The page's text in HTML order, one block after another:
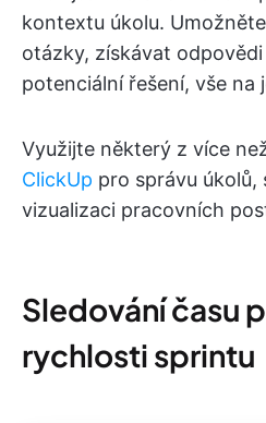
kontextu úkolu.
otázky, získávat
potenciální řešení, vše na
Využijte některý z více
ClickUp pro správu úkolů,
vizualizaci pracovních
Sledování času
rychlosti sprintu